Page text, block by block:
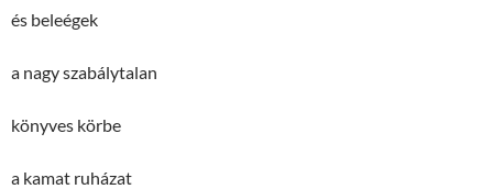
és beleégek
a nagy szabálytalan
könyves körbe
a kamat ruházat